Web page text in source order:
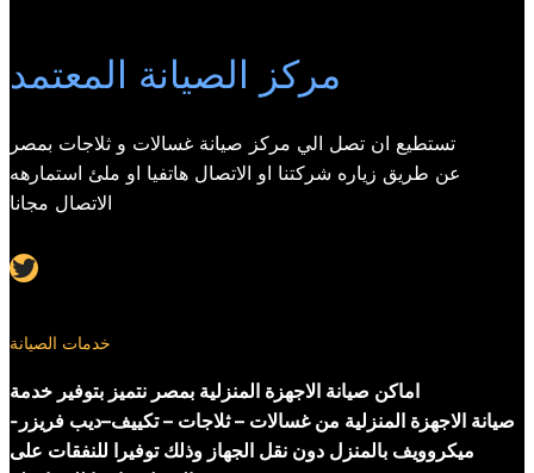
مركز الصيانة المعتمد
تستطيع ان تصل الي مركز صيانة غسالات و ثلاجات بمصر
عن طريق زياره شركتنا او الاتصال هاتفيا او ملئ استمارهه
الاتصال مجانا
Twitter
خدمات الصيانة
اماكن صيانة الاجهزة المنزلية بمصر نتميز بتوفير خدمة
صيانة الاجهزة المنزلية من غسالات – ثلاجات – تكييف–ديب فريزر-
ميكروويف بالمنزل دون نقل الجهاز وذلك توفيرا للنفقات على